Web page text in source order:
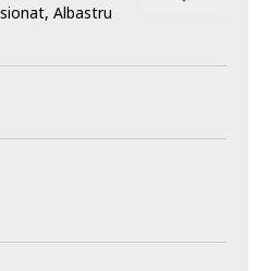
Albastru